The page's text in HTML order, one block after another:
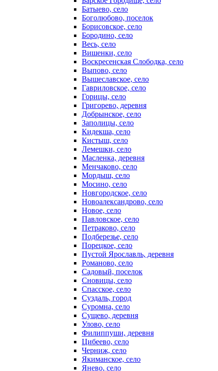
Батыево, село
Боголюбово, поселок
Борисовское, село
Бородино, село
Весь, село
Вишенки, село
Воскресенская Слободка, село
Выпово, село
Вышеславское, село
Гавриловское, село
Горицы, село
Григорево, деревня
Добрынское, село
Заполицы, село
Кидекша, село
Кистыш, село
Лемешки, село
Масленка, деревня
Менчаково, село
Мордыш, село
Мосино, село
Новгородское, село
Новоалександрово, село
Новое, село
Павловское, село
Петраково, село
Подберезье, село
Порецкое, село
Пустой Ярославль, деревня
Романово, село
Садовый, поселок
Сновицы, село
Спасское, село
Суздаль, город
Суромна, село
Сущево, деревня
Улово, село
Филиппуши, деревня
Цибеево, село
Черниж, село
Якиманское, село
Янево, село